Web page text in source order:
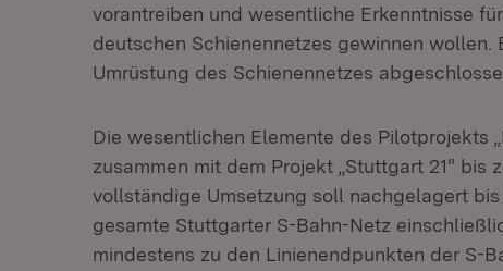
vorantreiben und wesentliche Erkenntnisse
deutschen Schienennetzes gewinnen
Umrüstung des Schienennetzes
Die wesentlichen Elemente des Pilotprojekts
zusammen mit dem Projekt „Stuttgart 21" bis
vollständige Umsetzung soll nachgelagert
gesamte Stuttgarter S-Bahn-Netz
mindestens zu den Linienendpunkten der S-